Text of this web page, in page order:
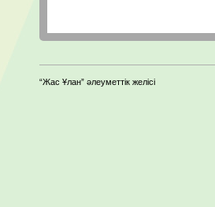
“Жас Ұлан” әлеуметтік желісі